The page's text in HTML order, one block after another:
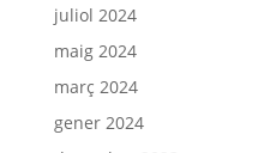
juliol 2024
maig 2024
març 2024
gener 2024